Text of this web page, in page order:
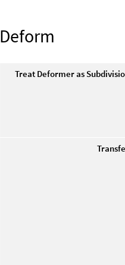
Deform
Treat Deformer as